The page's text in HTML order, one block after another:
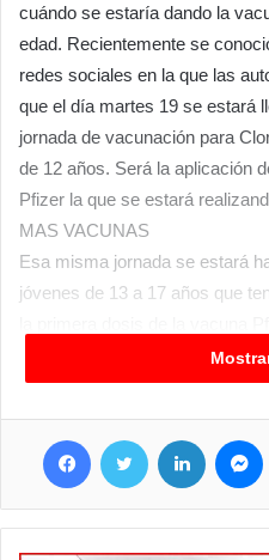
cuándo se estaría dando la
edad. Recientemente se
redes sociales en la que las
que el día martes 19 se estará
jornada de vacunación para
de 12 años. Será la aplicación
Pfizer la que se estará
MAS VACUNAS
Esa misma jornada se estará
jóvenes de 13 a 17 años que
personas mayores de 18 años
no cuentan con la aplicación
personas también son
dosis. Aun no se informo el
pero lo importante es estar
que surjan e ir preparándose
Facebook Twitter LinkedIn